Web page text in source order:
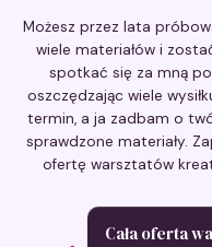
Możesz przez lata
wiele materiałów i
spotkać się za mną
oszczędzając wiele
termin, a ja zadbam o
sprawdzone materiały.
ofertę warsztatów
Cała oferta